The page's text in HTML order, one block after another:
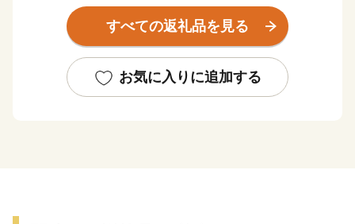
めて造られた大井ダムと恵那峡周辺は、県立自然公園に
指定されています。その他、阿木川ダムや矢作ダム、小
ています。
歴史的な観光資源としては、中心市街地を横断する中
すべての返礼品を見る
お気に入りに追加する